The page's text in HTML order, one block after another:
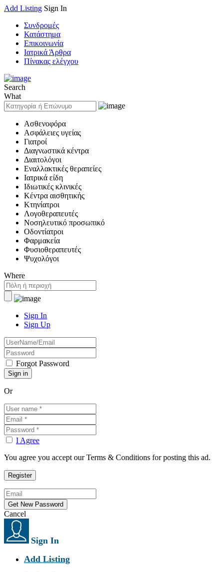
Add Listing Sign In
Συνδρομές
Κατάστημα
Επικοινωνία
Ιατρικά Άρθρα
Πίνακας ελέγχου
Search
What
Ασθενοφόρα
Ασφάλειες υγείας
Γιατροί
Διαγνωστικά κέντρα
Διαιτολόγοι
Εναλλακτικές θεραπείες
Ιατρικά είδη
Ιδιωτικές κλινικές
Κέντρα αισθητικής
Κτηνίατροι
Λογοθεραπευτές
Νοσηλευτικό προσωπικό
Οδοντίατροι
Φαρμακεία
Φυσιοθεραπευτές
Ψυχολόγοι
Where
Sign In
Sign Up
Forgot Password
Or
I Agree
You agree you accept our Terms & Conditions for posting this ad.
Cancel
Sign In
Add Listing